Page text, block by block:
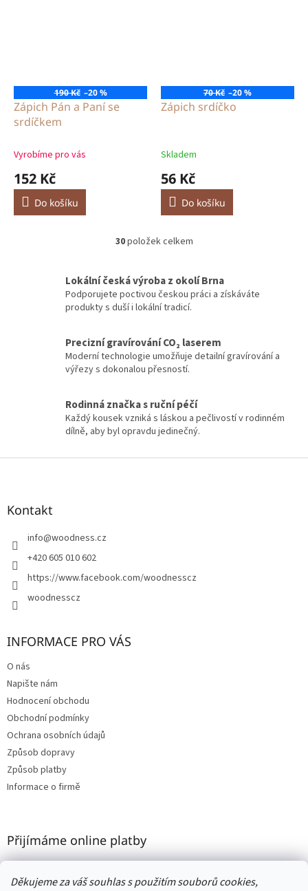
Děkujeme za váš souhlas s použitím souborů cookies,
190 Kč –20 %
Zápich Pán a Paní se
srdíčkem
Vyrobíme pro vás
152 Kč
Do košíku
70 Kč –20 %
Zápich srdíčko
Skladem
56 Kč
Do košíku
O
l
á
d
a
í
p
r
v
y
v
ý
i
30položek celkem
Lokální česká výroba z okolí Brna
Podporujete poctivou českou práci a získáváte
produkty s duší i lokální tradicí.
Precizní gravírování CO₂ laserem
Moderní technologie umožňuje detailní gravírování a
výřezy s dokonalou přesností.
Rodinná značka s ruční péčí
Každý kousek vzniká s láskou a pečlivostí v rodinném
dílně, aby byl opravdu jedinečný.
Z
Kontakt
info@woodness.cz
+420 605 010 602
https://www.facebook.com/woodnesscz
woodnesscz
INFORMACE PRO VÁS
O nás
Napište nám
Hodnocení obchodu
Obchodní podmínky
Ochrana osobních údajů
Způsob dopravy
Způsob platby
Informace o firmě
Přijímáme online platby